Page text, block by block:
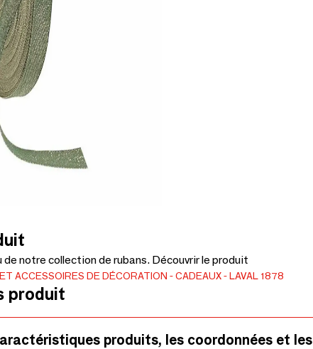
de notre collection de rubans. Découvrir le produit
ACCESSOIRES DE DÉCORATION CADEAUX LAVAL 1878
produit
produits, les coordonnées et les